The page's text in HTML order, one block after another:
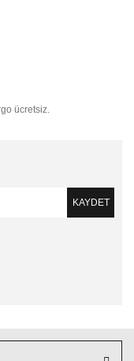
ücretsiz.
KAYDET